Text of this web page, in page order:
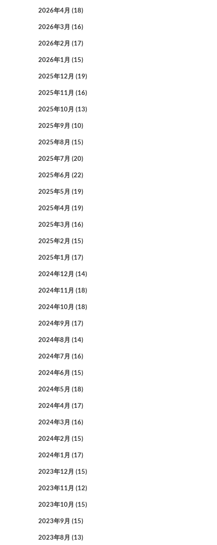
2026年4月 (18)
2026年3月 (16)
2026年2月 (17)
2026年1月 (15)
2025年12月 (19)
2025年11月 (16)
2025年10月 (13)
2025年9月 (10)
2025年8月 (15)
2025年7月 (20)
2025年6月 (22)
2025年5月 (19)
2025年4月 (19)
2025年3月 (16)
2025年2月 (15)
2025年1月 (17)
2024年12月 (14)
2024年11月 (18)
2024年10月 (18)
2024年9月 (17)
2024年8月 (14)
2024年7月 (16)
2024年6月 (15)
2024年5月 (18)
2024年4月 (17)
2024年3月 (16)
2024年2月 (15)
2024年1月 (17)
2023年12月 (15)
2023年11月 (12)
2023年10月 (15)
2023年9月 (15)
2023年8月 (13)